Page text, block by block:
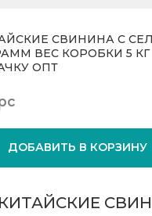
СВИНИНА С
ВЕС КОРОБКИ 5 КГ
ОПТ
ДОБАВИТЬ В КОРЗИНУ